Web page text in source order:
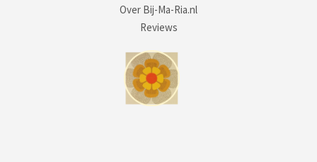
Over Bij-Ma-Ria.nl
Reviews